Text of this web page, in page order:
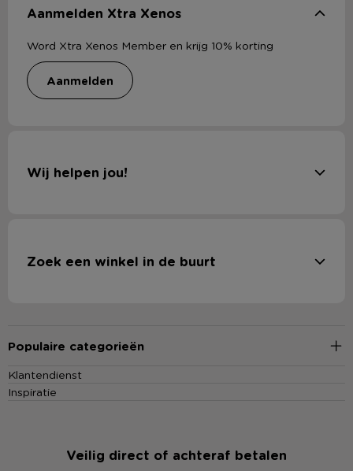
Aanmelden Xtra Xenos
Word Xtra Xenos Member en krijg 10% korting
aanmelden
Wij helpen jou!
Zoek een winkel in de buurt
Populaire categorieën
Klantendienst
Inspiratie
Veilig direct of achteraf betalen